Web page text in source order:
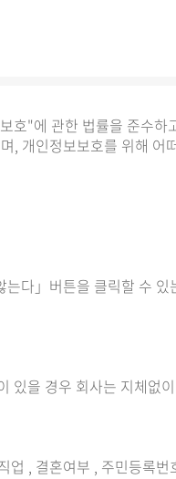
호"에 관한 법률을 준수하
, 개인정보보호를 위해 어
다」버튼을 클릭할 수 있
있을 경우 회사는 지체없
, 결혼여부 , 주민등록